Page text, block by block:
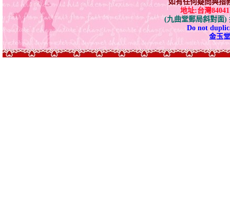
如有任何疑問與指
地址:台灣
(九曲堂郵局斜對面)
Do not
金玉